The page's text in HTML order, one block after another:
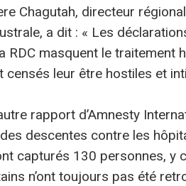
Chagutah, directeur
a dit : « Les
RDC masquent le traitement
censés leur être hostiles et
rapport d’Amnesty
descentes contre les
capturés 130 personnes, y
n’ont toujours pas été